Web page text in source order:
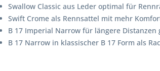
Swallow Classic aus Leder optimal für
Swift Crome als Rennsattel mit mehr
B 17 Imperial Narrow für längere
B 17 Narrow in klassischer B 17 Form als